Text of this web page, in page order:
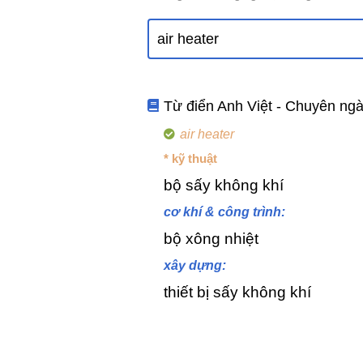
Từ điển Anh Việt - Chuyên
air heater
* kỹ thuật
bộ sấy không khí
cơ khí & công trình:
bộ xông nhiệt
xây dựng:
thiết bị sấy không khí